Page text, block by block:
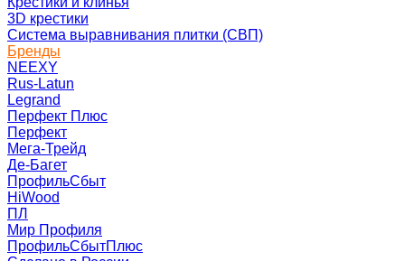
3D крестики
Система выравнивания плитки (СВП)
Бренды
NEEXY
Rus-Latun
Legrand
Перфект Плюс
Перфект
Мега-Трейд
Де-Багет
ПрофильСбыт
HiWood
ПЛ
Мир Профиля
ПрофильСбытПлюс